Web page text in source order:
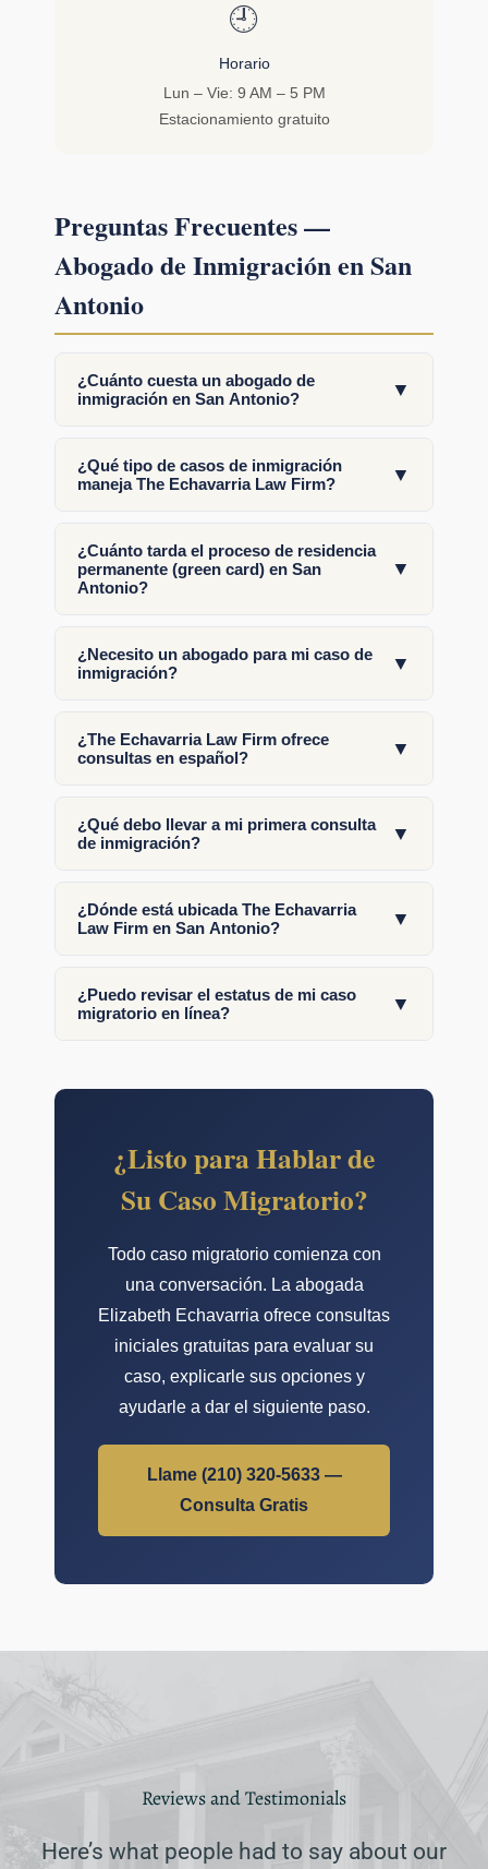
🕘
Horario
Lun – Vie: 9 AM – 5 PM
Estacionamiento gratuito
Preguntas Frecuentes —
Abogado de Inmigración en San
Antonio
¿Cuánto cuesta un abogado de
inmigración en San Antonio?
▼
¿Qué tipo de casos de inmigración
maneja The Echavarria Law Firm?
▼
¿Cuánto tarda el proceso de residencia
permanente (green card) en San
Antonio?
▼
¿Necesito un abogado para mi caso de
inmigración?
▼
¿The Echavarria Law Firm ofrece
consultas en español?
▼
¿Qué debo llevar a mi primera consulta
de inmigración?
▼
¿Dónde está ubicada The Echavarria
Law Firm en San Antonio?
▼
¿Puedo revisar el estatus de mi caso
migratorio en línea?
▼
¿Listo para Hablar de
Su Caso Migratorio?
Todo caso migratorio comienza con
una conversación. La abogada
Elizabeth Echavarria ofrece consultas
iniciales gratuitas para evaluar su
caso, explicarle sus opciones y
ayudarle a dar el siguiente paso.
Llame (210) 320-5633 —
Consulta Gratis
Reviews and Testimonials
Here’s what people had to say about our